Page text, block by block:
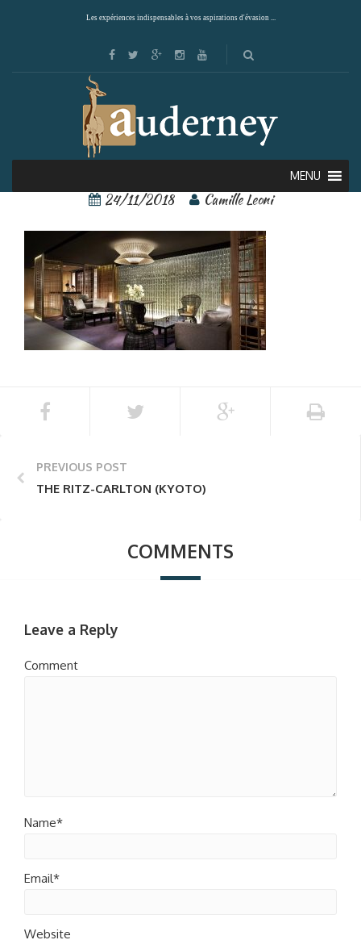
Les expériences indispensables à vos aspirations d'évasion ...
MENU
Ritz 2
24/11/2018 Camille Leoni
PREVIOUS POST
THE RITZ-CARLTON (KYOTO)
COMMENTS
Leave a Reply
Comment
Name*
Email*
Website